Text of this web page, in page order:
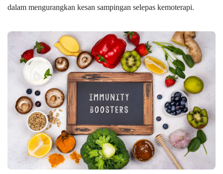
dalam mengurangkan kesan sampingan selepas kemoterapi.